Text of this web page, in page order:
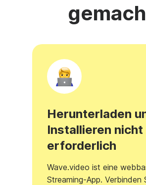
Herunterladen
Installieren nicht
erforderlich
Wave.video ist eine
Streaming-App. Verbinden